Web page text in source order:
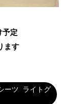
予定
ます
ーツ
ライトグ